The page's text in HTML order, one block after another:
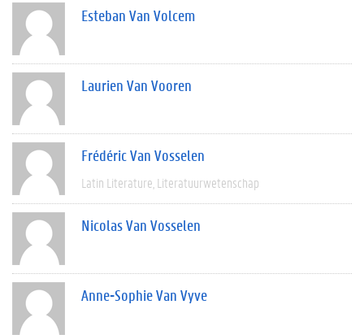
Esteban Van Volcem
Laurien Van Vooren
Frédéric Van Vosselen
Latin Literature Literatuurwetenschap
Nicolas Van Vosselen
Anne-Sophie Van Vyve